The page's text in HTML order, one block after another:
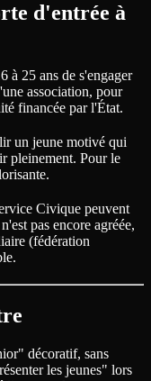
d'entrée à
à 25 ans de s'engager
association, pour
financée par l'État.
un jeune motivé qui
pleinement. Pour le
Civique peuvent
pas encore agréée,
(fédération
décoratif, sans
les jeunes" lors